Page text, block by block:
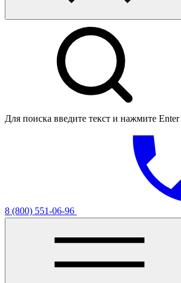
Для поиска введите текст и нажмите Enter
8 (800) 551-06-96